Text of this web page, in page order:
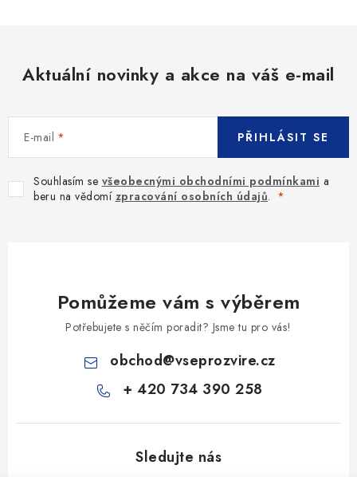
Aktuální novinky a akce na váš e-mail
E-mail
Souhlasím se všeobecnými obchodními podmínkami a
beru na vědomí zpracování osobních údajů.
PŘIHLÁSIT SE
Pomůžeme vám s výběrem
Potřebujete s něčím poradit? Jsme tu pro vás!
obchod@vseprozvire.cz
+ 420 734 390 258